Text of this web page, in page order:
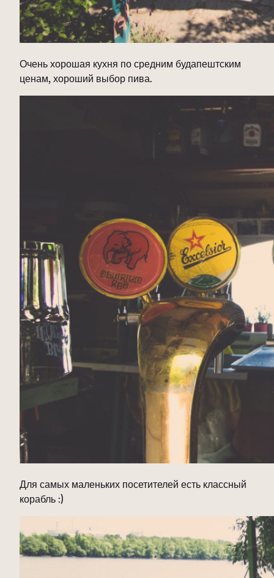
Очень хорошая кухня по средним будапештским
ценам, хороший выбор пива.
Для самых маленьких посетителей есть классный
корабль :)